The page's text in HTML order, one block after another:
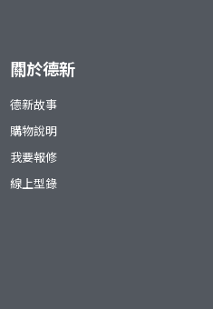
關於德新
德新故事
購物說明
我要報修
線上型錄